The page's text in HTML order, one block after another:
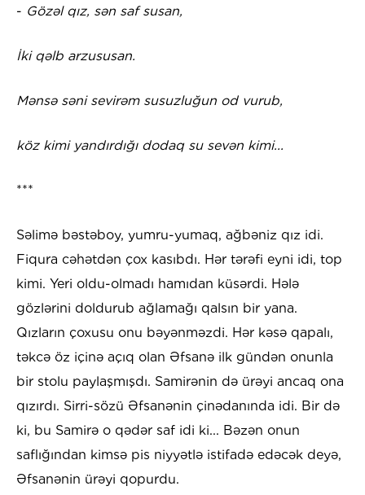
- Gözəl qız, sən saf susan,
İki qəlb arzususan.
Mənsə səni sevirəm susuzluğun od vurub,
köz kimi yandırdığı dodaq su sevən kimi...
***
Səlimə bəstəboy, yumru-yumaq, ağbəniz qız idi.
Fiqura cəhətdən çox kasıbdı. Hər tərəfi eyni idi, top
kimi. Yeri oldu-olmadı hamıdan küsərdi. Hələ
gözlərini doldurub ağlamağı qalsın bir yana.
Qızların çoxusu onu bəyənməzdi. Hər kəsə qapalı,
təkcə öz içinə açıq olan Əfsanə ilk gündən onunla
bir stolu paylaşmışdı. Samirənin də ürəyi ancaq ona
qızırdı. Sirri-sözü Əfsanənin çinədanında idi. Bir də
ki, bu Samirə o qədər saf idi ki... Bəzən onun
saflığından kimsə pis niyyətlə istifadə edəcək deyə,
Əfsanənin ürəyi qopurdu.